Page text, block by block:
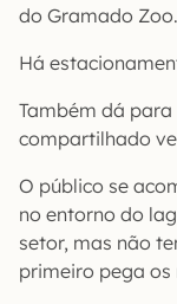
do Gramado Zoo.
Há
Também dá
compartilhado
O público se
no entorno do
setor, mas não
primeiro pega os